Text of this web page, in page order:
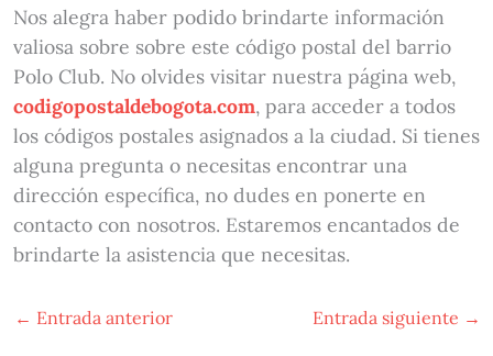
Nos alegra haber podido brindarte información
valiosa sobre sobre este código postal del barrio
Polo Club. No olvides visitar nuestra página web,
codigopostaldebogota.com, para acceder a todos
los códigos postales asignados a la ciudad. Si tienes
alguna pregunta o necesitas encontrar una
dirección específica, no dudes en ponerte en
contacto con nosotros. Estaremos encantados de
brindarte la asistencia que necesitas.
← Entrada anterior Entrada siguiente →